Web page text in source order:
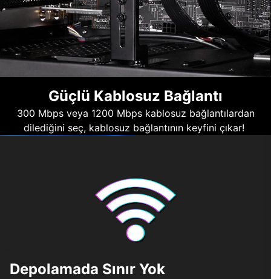
Güçlü Kablosuz Bağlantı
300 Mbps veya 1200 Mbps kablosuz bağlantılardan
dilediğini seç, kablosuz bağlantının keyfini çıkar!
Depolamada Sınır Yok